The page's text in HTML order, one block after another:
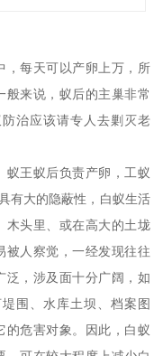
，每天可以产卵上万，所
般来说，蚁后的主巢非常
治应该请专人去剿灭老
蚁王蚁后负责产卵，工蚁
有大的隐蔽性，白蚁生活
木头里、或在高大的土垅
被人察觉，一经发现往往
泛，涉及面十分广阔，如
围、水库土坝、档案图
的危害对象。因此，白蚁